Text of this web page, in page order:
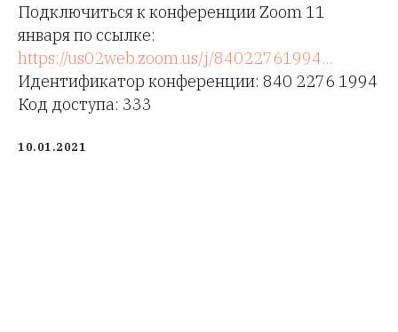
Подключиться к конференции Zoom 11
января по ссылке:
https://us02web.zoom.us/j/84022761994...
Идентификатор конференции: 840 2276 1994
Код доступа: 333
10.01.2021